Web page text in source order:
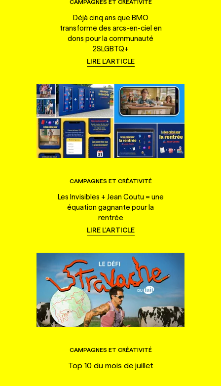
CAMPAGNES ET CRÉATIVITÉ
Déjà cinq ans que BMO
transforme des arcs-en-ciel en
dons pour la communauté
2SLGBTQ+
LIRE L'ARTICLE
CAMPAGNES ET CRÉATIVITÉ
Les Invisibles + Jean Coutu = une
équation gagnante pour la
rentrée
LIRE L'ARTICLE
CAMPAGNES ET CRÉATIVITÉ
Top 10 du mois de juillet